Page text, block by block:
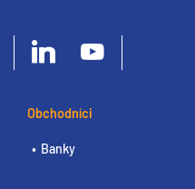
Obchodníci
Banky